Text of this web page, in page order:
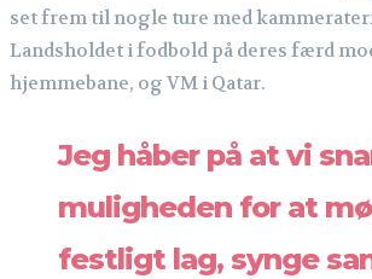
set frem til nogle ture med
Landsholdet i fodbold på deres færd
hjemmebane, og VM i Qatar.
Jeg håber på at vi
muligheden for at
festligt lag, synge